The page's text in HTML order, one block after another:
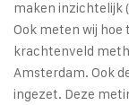
maken inzichtelijk
Ook meten wij hoe
krachtenveld
Amsterdam. Ook
ingezet. Deze